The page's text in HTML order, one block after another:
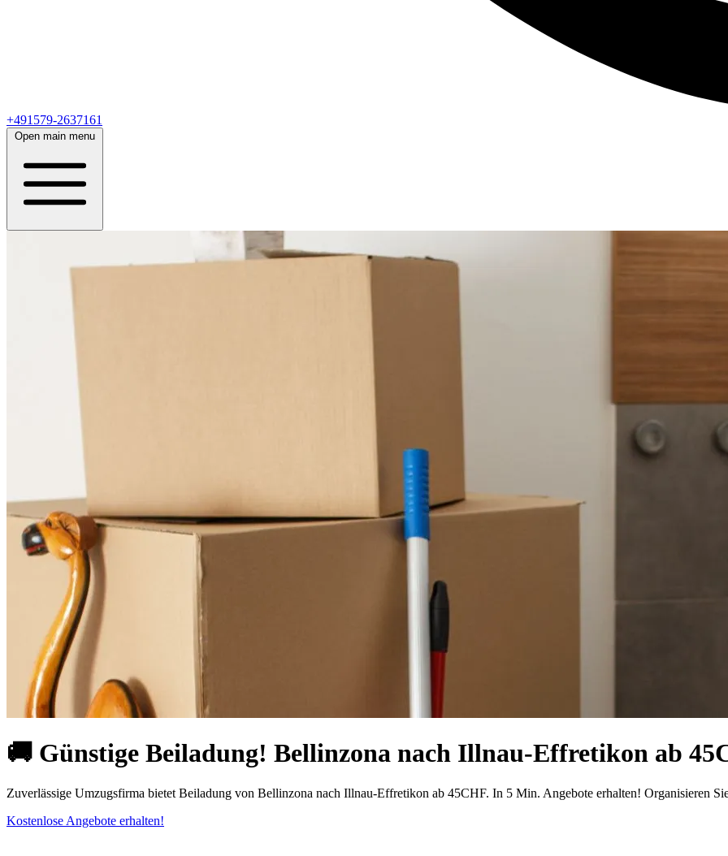
+491579-2637161
Open main menu
🚚 Günstige Beiladung! Bellinzona nach Illnau-Effretikon ab
Zuverlässige Umzugsfirma bietet Beiladung von Bellinzona nach Illnau-Effretikon ab 45CHF. In 5 Min. Angebote erhalten! Organisieren
Kostenlose Angebote erhalten!